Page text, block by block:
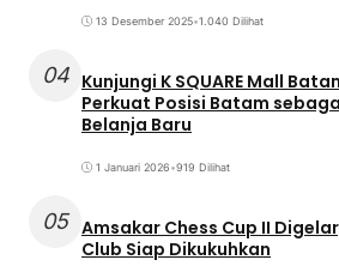
13 Desember 2025•1.040 Dilihat
04 Kunjungi K SQUARE Mall
Perkuat Posisi Batam
Belanja Baru
1 Januari 2026•919 Dilihat
05 Amsakar Chess Cup II
Club Siap Dikukuhkan